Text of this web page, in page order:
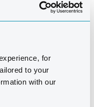
for
to your
with our
y contacta con
en qué actividades